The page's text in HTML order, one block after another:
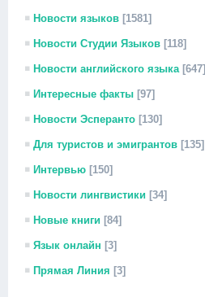
Новости языков [1581]
Новости Студии Языков [118]
Новости английского языка [647]
Интересные факты [97]
Новости Эсперанто [130]
Для туристов и эмигрантов [135]
Интервью [150]
Новости лингвистики [34]
Новые книги [84]
Язык онлайн [3]
Прямая Линия [3]